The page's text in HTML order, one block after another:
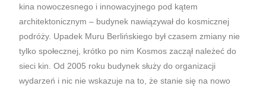
kina nowoczesnego i innowacyjnego pod kątem
architektonicznym – budynek nawiązywał do kosmicznej
podróży. Upadek Muru Berlińskiego był czasem zmiany nie
tylko społecznej, krótko po nim Kosmos zaczął należeć do
sieci kin. Od 2005 roku budynek służy do organizacji
wydarzeń i nic nie wskazuje na to, że stanie się na nowo